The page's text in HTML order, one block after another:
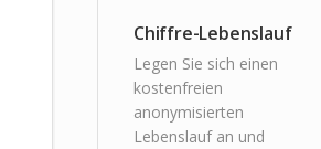
Chiffre-Lebenslauf
Legen Sie sich einen
kostenfreien
anonymisierten
Lebenslauf an und